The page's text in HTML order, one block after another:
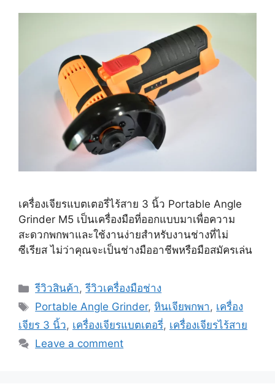
เครื่องเจียรแบตเตอรี่ไร้สาย 3 นิ้ว Portable Angle
Grinder M5 เป็นเครื่องมือที่ออกแบบมาเพื่อความ
สะดวกพกพาและใช้งานง่ายสำหรับงานช่างที่ไม่
ซีเรียส ไม่ว่าคุณจะเป็นช่างมืออาชีพหรือมือสมัครเล่น
Categories
รีวิวสินค้า,รีวิวเครื่องมือช่าง
Tags
Portable Angle Grinder, หินเจียพกพา, เครื่อง
เจียร 3 นิ้ว, เครื่องเจียรแบตเตอรี่, เครื่องเจียรไร้สาย
Leave a comment